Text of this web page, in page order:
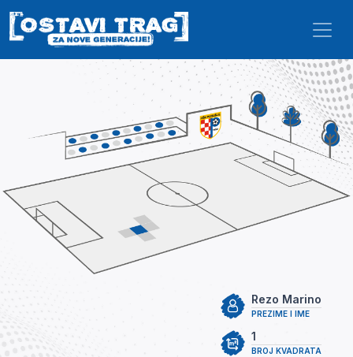
Skip to main content
PREZIME I IME
Rezo Marino
BROJ KVADRATA
1